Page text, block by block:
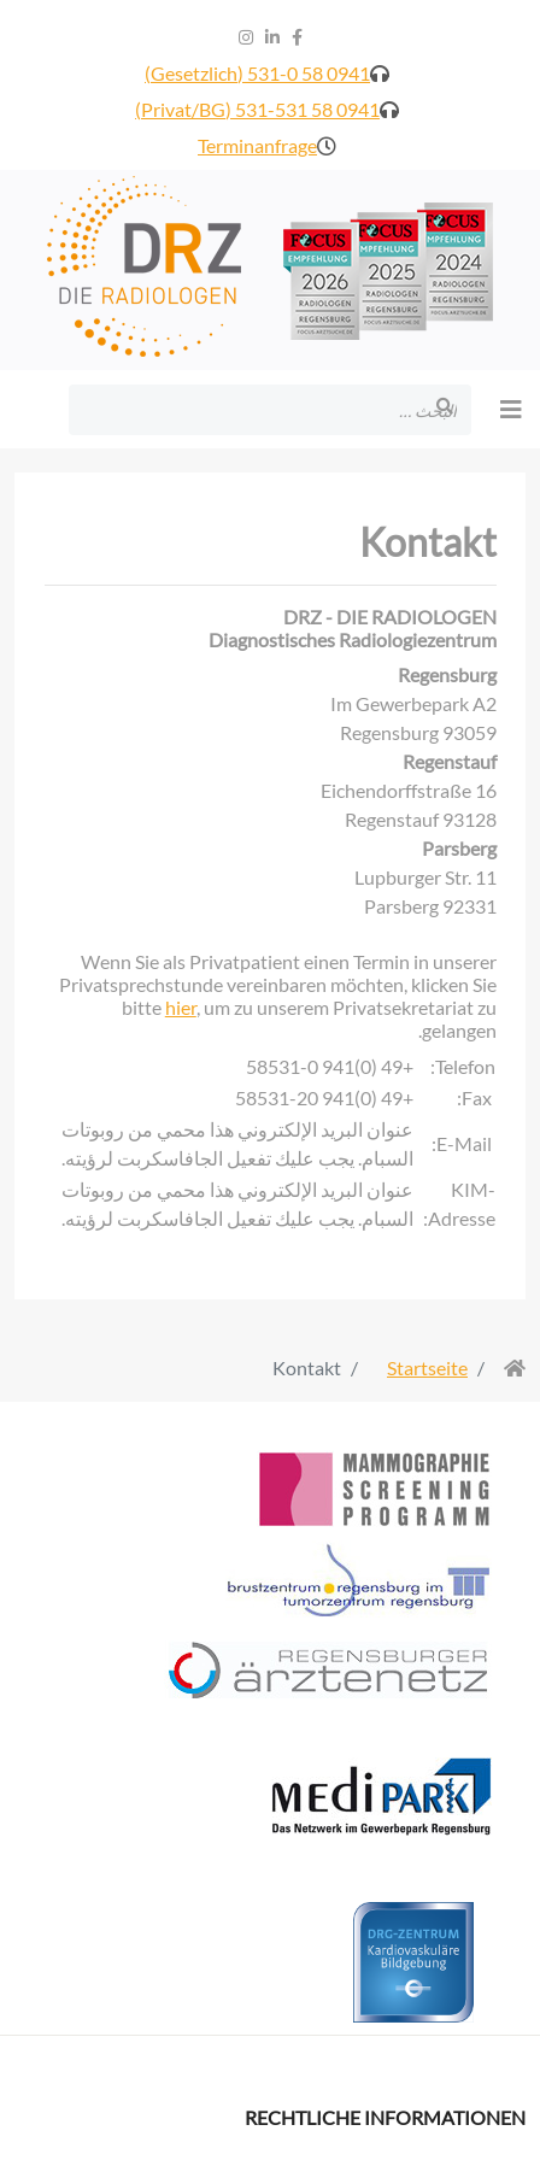
0941 58 531-0 (Gesetzlich)
0941 58 531-531 (Privat/BG)
Terminanfrage
البحث
Kontakt
DRZ - DIE RADIOLOGEN
Diagnostisches Radiologiezentrum
Regensburg
Im Gewerbepark A2
93059 Regensburg
Regenstauf
Eichendorffstraße 16
93128 Regenstauf
Parsberg
Lupburger Str. 11
92331 Parsberg
Wenn Sie als Privatpatient einen Termin in unserer
Privatsprechstunde vereinbaren möchten, klicken Sie
bitte hier, um zu unserem Privatsekretariat zu
gelangen.
Telefon:
+49 (0)941 58531-0
Fax:
+49 (0)941 58531-20
عنوان البريد الإلكتروني هذا محمي من روبوتات
السبام. يجب عليك تفعيل الجافاسكربت لرؤيته.
KIM-
Adresse:
عنوان البريد الإلكتروني هذا محمي من روبوتات
السبام. يجب عليك تفعيل الجافاسكربت لرؤيته.
Startseite
Kontakt
RECHTLICHE INFORMATIONEN